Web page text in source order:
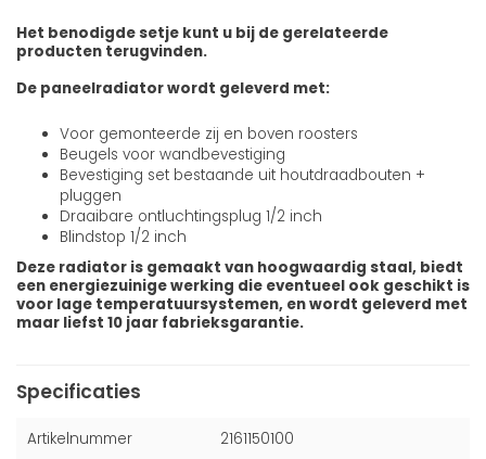
Het benodigde setje kunt u bij de gerelateerde
producten terugvinden.
De paneelradiator wordt geleverd met:
Voor gemonteerde zij en boven roosters
Beugels voor wandbevestiging
Bevestiging set bestaande uit houtdraadbouten +
pluggen
Draaibare ontluchtingsplug 1/2 inch
Blindstop 1/2 inch
Deze radiator is gemaakt van hoogwaardig staal, biedt
een energiezuinige werking die eventueel ook geschikt is
voor lage temperatuursystemen, en wordt geleverd met
maar liefst 10 jaar fabrieksgarantie.
Specificaties
Artikelnummer 2161150100